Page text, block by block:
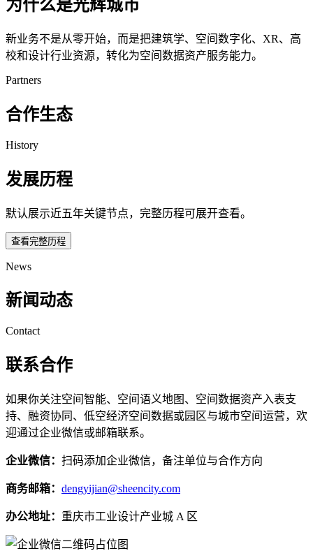
为什么是光辉城市
新业务不是从零开始，而是把建筑学、空间数字化、XR、高
校和设计行业资源，转化为空间数据资产服务能力。
Partners
合作生态
History
发展历程
默认展示近五年关键节点，完整历程可展开查看。
查看完整历程
News
新闻动态
Contact
联系合作
如果你关注空间智能、空间语义地图、空间数据资产入表支
持、融资协同、低空经济空间数据或园区与城市空间运营，欢
迎通过企业微信或邮箱联系。
企业微信： 扫码添加企业微信，备注单位与合作方向
商务邮箱： dengyijian@sheencity.com
办公地址： 重庆市工业设计产业城 A 区